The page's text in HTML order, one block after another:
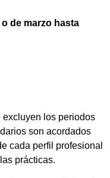
de marzo hasta
los periodos
son acordados
cada perfil profesional
prácticas.